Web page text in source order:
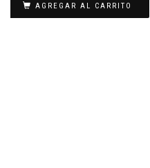
AGREGAR AL CARRITO